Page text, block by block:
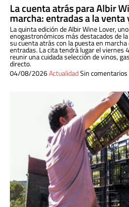
La cuenta atrás para Albir
marcha: entradas a la
La quinta edición de Albir Wine Lover,
enogastronómicos más destacados de
su cuenta atrás con la puesta en
entradas. La cita tendrá lugar el viernes
reunir una cuidada selección de vinos,
directo.
04/08/2026ActualidadSin comentarios